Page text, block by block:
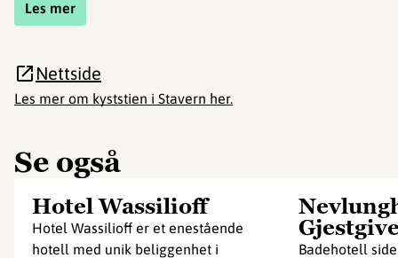
Les mer
Les mer om kyststien i Stavern her.
Nettside
Se også
Hotel Wassilioff
Hotel Wassilioff er et enestående
hotell med unik beliggenhet i
Badehotell